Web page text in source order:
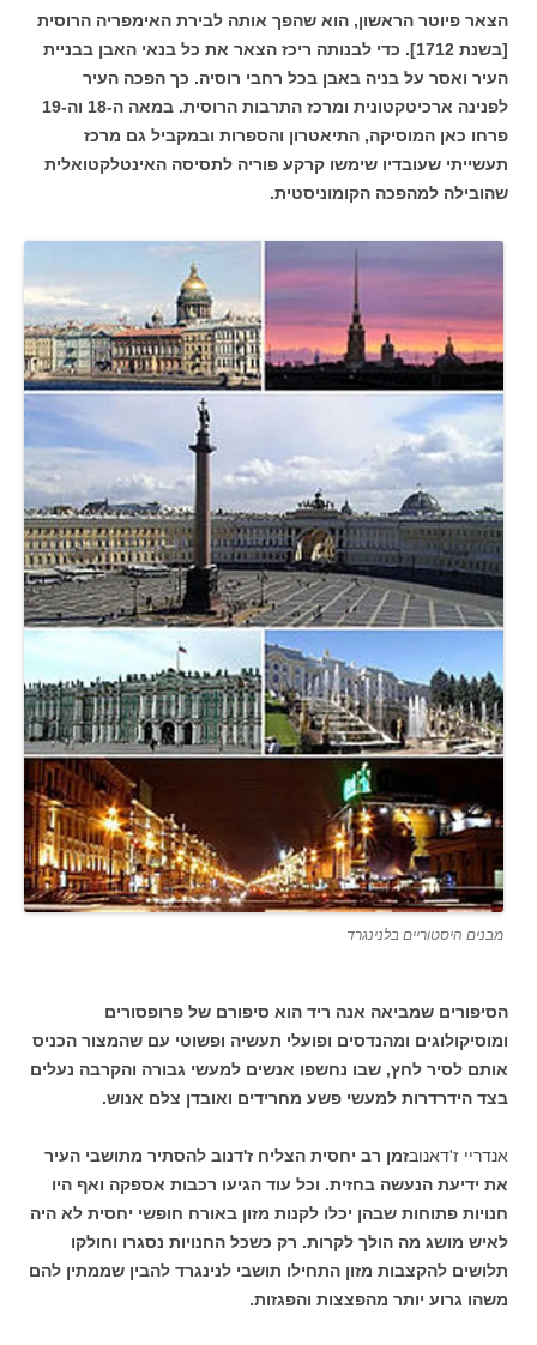
הצאר פיוטר הראשון, הוא שהפך אותה לבירת האימפריה הרוסית
[בשנת 1712]. כדי לבנותה ריכז הצאר את כל בנאי האבן בבניית
העיר ואסר על בניה באבן בכל רחבי רוסיה. כך הפכה העיר
לפנינה ארכיטקטונית ומרכז התרבות הרוסית. במאה ה-18 וה-19
פרחו כאן המוסיקה, התיאטרון והספרות ובמקביל גם מרכז
תעשייתי שעובדיו שימשו קרקע פוריה לתסיסה האינטלקטואלית
שהובילה למהפכה הקומוניסטית.
מבנים היסטוריים בלנינגרד
הסיפורים שמביאה אנה ריד הוא סיפורם של פרופסורים
ומוסיקולוגים ומהנדסים ופועלי תעשיה ופשוטי עם שהמצור הכניס
אותם לסיר לחץ, שבו נחשפו אנשים למעשי גבורה והקרבה נעלים
בצד הידרדרות למעשי פשע מחרידים ואובדן צלם אנוש.
אנדריי ז'דאנובזמן רב יחסית הצליח ז'דנוב להסתיר מתושבי העיר
את ידיעת הנעשה בחזית. וכל עוד הגיעו רכבות אספקה ואף היו
חנויות פתוחות שבהן יכלו לקנות מזון באורח חופשי יחסית לא היה
לאיש מושג מה הולך לקרות. רק כשכל החנויות נסגרו וחולקו
תלושים להקצבות מזון התחילו תושבי לנינגרד להבין שממתין להם
משהו גרוע יותר מהפצצות והפגזות.